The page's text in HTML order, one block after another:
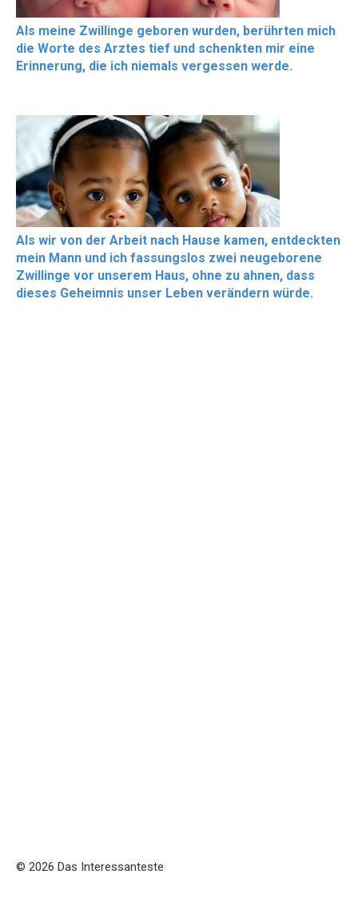
Als meine Zwillinge geboren wurden, berührten mich
die Worte des Arztes tief und schenkten mir eine
Erinnerung, die ich niemals vergessen werde.
Als wir von der Arbeit nach Hause kamen, entdeckten
mein Mann und ich fassungslos zwei neugeborene
Zwillinge vor unserem Haus, ohne zu ahnen, dass
dieses Geheimnis unser Leben verändern würde.
© 2026 Das Interessanteste